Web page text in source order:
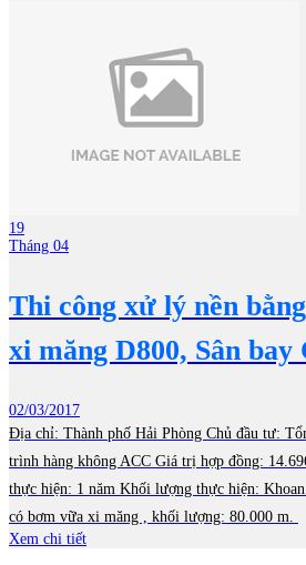
19
Tháng 04
Thi công xử lý nền
xi măng D800, Sân bay
02/03/2017
Địa chỉ: Thành phố Hải Phòng Chủ đầu tư:
trình hàng không ACC Giá trị hợp đồng:
thực hiện: 1 năm Khối lượng thực hiện:
có bơm vữa xi măng , khối lượng: 80.000 m.
Xem chi tiết